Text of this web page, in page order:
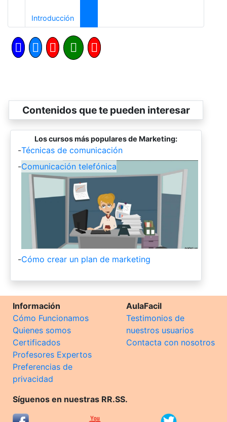
IntroducciónAnterior
Contenidos que te pueden interesar
Los cursos más populares de Marketing:
-Técnicas de comunicación
-Comunicación telefónica
-Cómo crear un plan de marketing
Información
Cómo Funcionamos
Quienes somos
Certificados
Profesores Expertos
Preferencias de
privacidad
AulaFacil
Testimonios de
nuestros usuarios
Contacta con nosotros
Síguenos en nuestras RR.SS.